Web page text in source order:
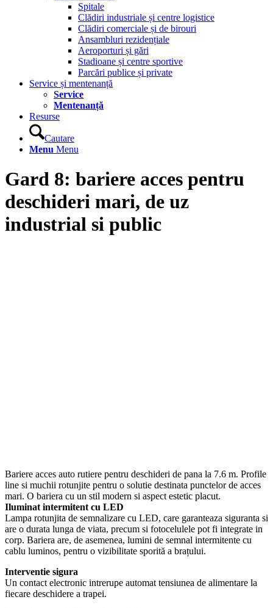
Spitale
Clădiri industriale și centre logistice
Clădiri comerciale și de birouri
Ansambluri rezidențiale
Aeroporturi și gări
Stadioane și centre sportive
Parcări publice și private
Service și mentenanță
Service
Mentenanță
Resurse
Cautare
Menu Menu
Gard 8: bariere acces pentru
deschideri mari, de uz
industrial si public
Bariere acces auto rutiere pentru deschideri de pana la 7.6 m. Profile
line si muchii rotunjite pentru o solutie destinata punctelor de acces
mari. O bariera cu un stil modern si aspect estetic placut.
Iluminat intermitent cu LED
Lampa rotunjita de semnalizare cu LED, care garanteaza siguranta si
are o durata lunga de viata, precum si fotocelulele pot fi integrate in
corp. Bariera are, de asemenea, lumini de semnal intermitente cu
cablu luminos, pentru o vizibilitate sporită a brațului.
Interventie sigura
Un contact electronic intrerupe automat tensiunea de alimentare la
fiecare deschidere a trapei.